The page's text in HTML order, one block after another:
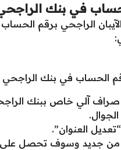
في بنك
الحساب في بنك الراجحي
صراف آلي خاص ببنك
العنوان”.
من جديد وسوف تحصل على